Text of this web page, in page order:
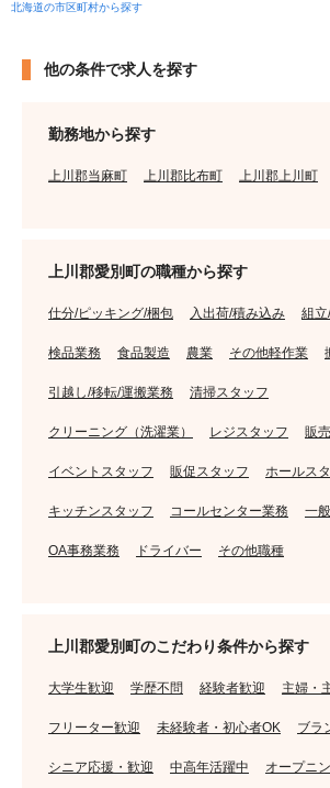
北海道の市区町村から探す
他の条件で求人を探す
勤務地から探す
上川郡当麻町 上川郡比布町 上川郡上川町
上川郡愛別町の職種から探す
仕分/ピッキング/梱包 入出荷/積み込み 組立
検品業務 食品製造 農業 その他軽作業
引越し/移転/運搬業務 清掃スタッフ
クリーニング（洗濯業） レジスタッフ 販
イベントスタッフ 販促スタッフ ホールス
キッチンスタッフ コールセンター業務 一
OA事務業務 ドライバー その他職種
上川郡愛別町のこだわり条件から探す
大学生歓迎 学歴不問 経験者歓迎 主婦・
フリーター歓迎 未経験者・初心者OK ブラ
シニア応援・歓迎 中高年活躍中 オープニ